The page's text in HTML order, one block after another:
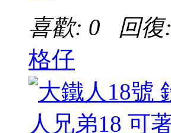
喜歡: 0 回復:
格仔